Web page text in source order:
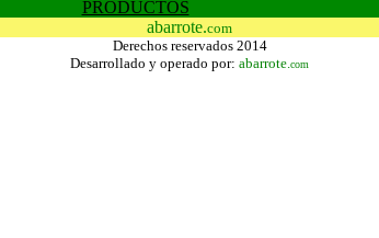
PRODUCTOS
abarrote.com
Derechos reservados 2014
Desarrollado y operado por: abarrote.com